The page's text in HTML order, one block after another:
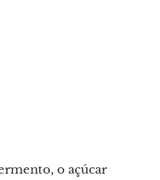
o açúcar